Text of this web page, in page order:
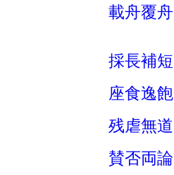
載舟覆舟
採長補短
座食逸飽
残虐無道
賛否両論